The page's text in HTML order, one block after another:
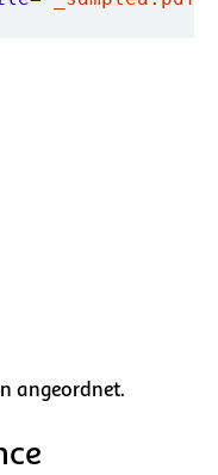
angeordnet.